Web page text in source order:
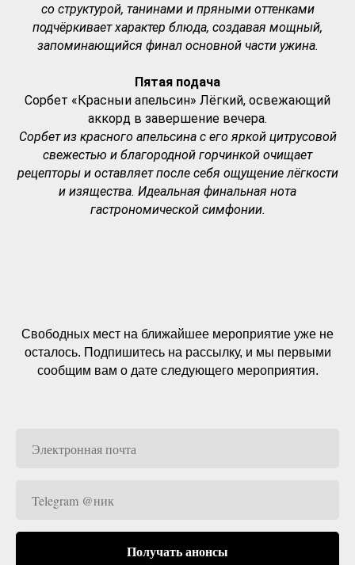
со структурой, танинами и пряными оттенками
подчёркивает характер блюда, создавая мощный,
запоминающийся финал основной части ужина.
Пятая подача
Сорбет «Красныи апельсин» Лёгкий, освежающий
аккорд в завершение вечера.
Сорбет из красного апельсина с его яркой цитрусовой
свежестью и благородной горчинкой очищает
рецепторы и оставляет после себя ощущение лёгкости
и изящества. Идеальная финальная нота
гастрономической симфонии.
Свободных мест на ближайшее мероприятие уже не
осталось. Подпишитесь на рассылку, и мы первыми
сообщим вам о дате следующего мероприятия.
Получать анонсы